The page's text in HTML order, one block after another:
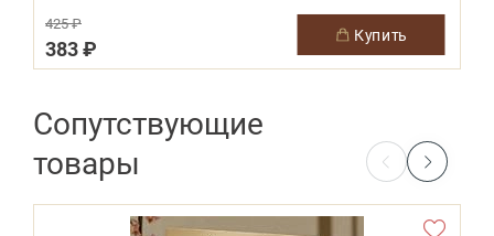
425 ₽
383 ₽
купить
Сопутствующие
товары